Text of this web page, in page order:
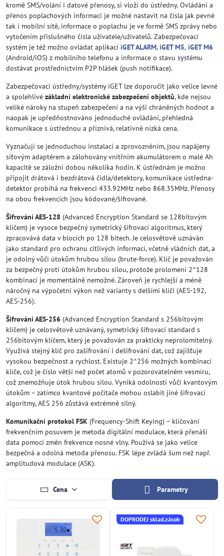
kromě SMS/volání i datové přenosy, si vloží do ústředny. Ovládání a
přenos poplachových informaci je možné nastavit na čísla jak pevné
tak i mobilní sítě, informace o poplachu je ve formě SMS zprávy nebo
vytočením přislušného čísla uživatele/uživatelů. Zabezpečovací
systém je též možno ovládat aplikací iGET ALARM,iGET M5, iGET M6
(Android/iOS) z mobilního telefonu a informace o stavu systému
dostávat prostřednictvím P2P hlášek (push notifikace).
Zabezpečovací ústředny/systémy iGET lze doporučit jako velice levné
a spolehlivé základní elektronické zabezpečení objektů, kde nejsou
veliké nároky na stupeň zabezpečení a na výši chráněných hodnot a
naopak je upředňostnováno jednoduché ovládání, přehledná
komunikace s ústřednou a příznivá, relativně nízká cena.
Vyznačují se jednoduchou instalací a zprovozněním, jsou napájeny
síťovým adaptérem a zálohovány vnitřním akumulátorem o malé Ah
kapacitě se záložní dobou několika hodin. K ústřednám je možno
připojit drátová i bezdrátová čidla/detektory, komunikace ústředna-
detektor probíhá na frekvenci 433.92MHz nebo 868.35MHz. Přenosy
na obou frekvencích jsou kódované/šifrované.
Šifrování AES-128 (Advanced Encryption Standard se 128bitovým
klíčem) je vysoce bezpečný symetrický šifrovací algoritmus, který
zpracovává data v blocích po 128 bitech. Je celosvětově uznáván
jako standard pro ochranu citlivých informací, včetně vládních dat, a
je odolný vůči útokům hrubou silou (brute-force). Klíč je považován
za bezpečný proti útokům hrubou silou, protože prolomení 2^128
kombinací je momentálně nemožné. Zároveň je rychlejší a méně
náročný na výpočetní výkon než varianty s delšími klíči (AES-192,
AES-256).
Šifrování AES-256 (Advanced Encryption Standard s 256bitovým
klíčem) je celosvětově uznávaný, symetrický šifrovací standard s
256bitovým klíčem, který je považován za prakticky neprolomitelný.
Využívá stejný klíč pro zašifrování i dešifrování dat, což zajišťuje
vysokou bezpečnost a rychlost. Existuje 2^256 možných kombinací
klíče, což je číslo větší než počet atomů v pozorovatelném vesmíru,
což znemožňuje útok hrubou silou. Vyniká odolností vůči kvantovým
útokům – zatímco kvantové počítače mohou oslabit jiné šifrovací
algoritmy, AES 256 zůstává extrémně silný.
Komunikační protokol FSK (Frequency-Shift Keying) – klíčování
frekvenčním posuvem je metoda digitální modulace, která přenáší
data pomocí změn frekvence nosné vlny. Používá se jako velice
bezpečná a odolná metoda přenosu. FSK lépe zvládá šum než např.
amplitudová modulace (ASK).
Cena Parametry
DOPRODEJ sklad.zásob